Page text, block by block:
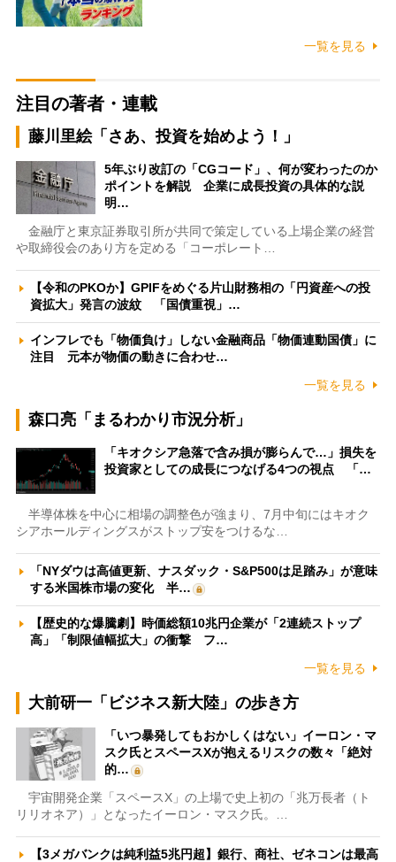
一覧を見る
注目の著者・連載
藤川里絵「さあ、投資を始めよう！」
5年ぶり改訂の「CGコード」、何が変わったのか
ポイントを解説 企業に成長投資の具体的な説
明…
金融庁と東京証券取引所が共同で策定している上場企業の経営
や取締役会のあり方を定める「コーポレート…
【令和のPKOか】GPIFをめぐる片山財務相の「円資産への投
資拡大」発言の波紋 「国債重視」…
インフレでも「物価負け」しない金融商品「物価連動国債」に
注目 元本が物価の動きに合わせ…
一覧を見る
森口亮「まるわかり市況分析」
「キオクシア急落で含み損が膨らんで…」損失を
投資家としての成長につなげる4つの視点 「…
半導体株を中心に相場の調整色が強まり、7月中旬にはキオク
シアホールディングスがストップ安をつけるな…
「NYダウは高値更新、ナスダック・S&P500は足踏み」が意味
する米国株市場の変化 半…
【歴史的な爆騰劇】時価総額10兆円企業が「2連続ストップ
高」「制限値幅拡大」の衝撃 フ…
一覧を見る
大前研一「ビジネス新大陸」の歩き方
「いつ暴発してもおかしくはない」イーロン・マ
スク氏とスペースXが抱えるリスクの数々「絶対
的…
宇宙開発企業「スペースX」の上場で史上初の「兆万長者（ト
リリオネア）」となったイーロン・マスク氏。…
【3メガバンクは純利益5兆円超】銀行、商社、ゼネコンは最高